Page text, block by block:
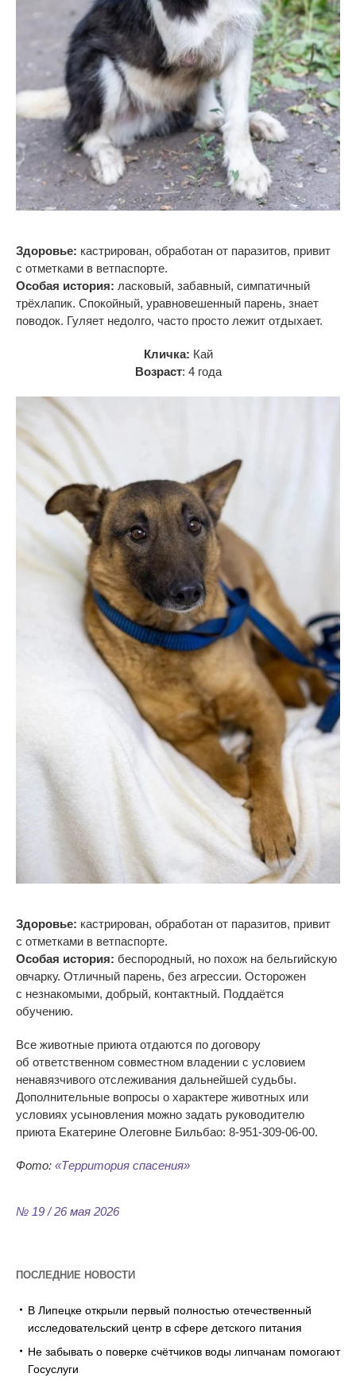
Здоровье: кастрирован, обработан от паразитов, привит
с отметками в ветпаспорте.
Особая история: ласковый, забавный, симпатичный
трёхлапик. Спокойный, уравновешенный парень, знает
поводок. Гуляет недолго, часто просто лежит отдыхает.
Кличка: Кай
Возраст: 4 года
Здоровье: кастрирован, обработан от паразитов, привит
с отметками в ветпаспорте.
Особая история: беспородный, но похож на бельгийскую
овчарку. Отличный парень, без агрессии. Осторожен
с незнакомыми, добрый, контактный. Поддаётся
обучению.
Все животные приюта отдаются по договору
об ответственном совместном владении с условием
ненавязчивого отслеживания дальнейшей судьбы.
Дополнительные вопросы о характере животных или
условиях усыновления можно задать руководителю
приюта Екатерине Олеговне Бильбао: 8-951-309-06-00.
Фото: «Территория спасения»
№ 19 / 26 мая 2026
ПОСЛЕДНИЕ НОВОСТИ
В Липецке открыли первый полностью отечественный
исследовательский центр в сфере детского питания
Не забывать о поверке счётчиков воды липчанам помогают
Госуслуги